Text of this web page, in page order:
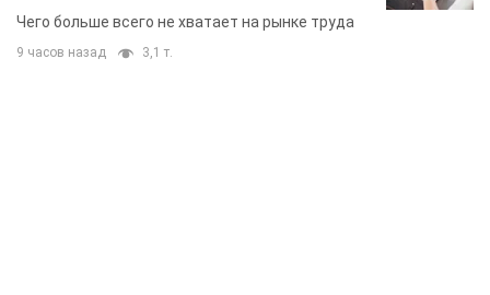
Чего больше всего не хватает на рынке труда
9 часов назад 3,1 т.